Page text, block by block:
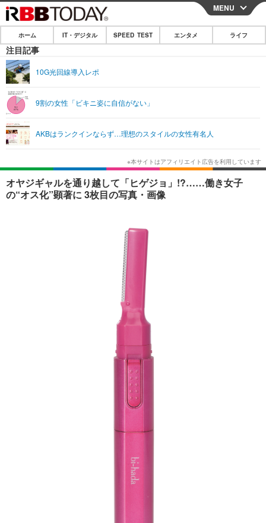
CLOSE
ホーム
IT・デジタル
ショッピング その他
SPEED TEST
エンタメ
エンタメTOP 映画・ドラマ
韓国・芸能
音楽 スポーツ
ライフ
ライフTOP グルメ
ペット ショッピング
リリース一覧
プッシュ通知の停止方法
MENU
ホーム IT・デジタル SPEED TEST エンタメ ライフ
注目記事
10G光回線導入レポ
9割の女性「ビキニ姿に自信がない」
AKBはランクインならず…理想のスタイルの女性有名人
オヤジギャルを通り越して「ヒゲジョ」!?……働き女子
の“オス化”顕著に 3枚目の写真・画像